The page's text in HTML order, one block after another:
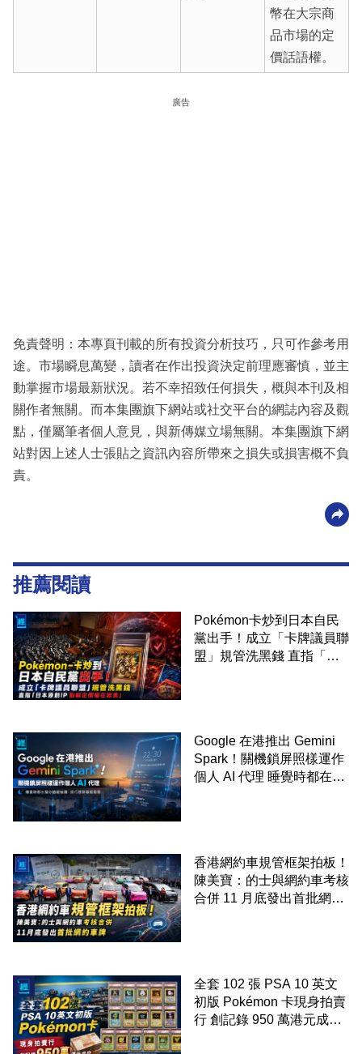
幣在大宗商
品市場的定
價話語權。
廣告
免責聲明：本專頁刊載的所有投資分析技巧，只可作參考用
途。市場瞬息萬變，讀者在作出投資決定前理應審慎，並主
動掌握市場最新狀況。若不幸招致任何損失，概與本刊及相
關作者無關。而本集團旗下網站或社交平台的網誌內容及觀
點，僅屬筆者個人意見，與新傳媒立場無關。本集團旗下網
站對因上述人士張貼之資訊內容所帶來之損失或損害概不負
責。
推薦閱讀
Pokémon卡炒到日本自民
黨出手！成立「卡牌議員聯
盟」規管洗黑錢 直指「日
Google 在港推出 Gemini
Spark！關機鎖屏照樣運作
個人 AI 代理 睡覺時都在幫
香港網約車規管框架拍板！
陳美寶：的士與網約車考核
合併 11 月底發出首批網約
全套 102 張 PSA 10 英文
初版 Pokémon 卡現身拍賣
行 創記錄 950 萬港元成交